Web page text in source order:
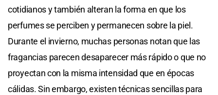
cotidianos y también alteran la forma en que los
perfumes se perciben y permanecen sobre la piel.
Durante el invierno, muchas personas notan que las
fragancias parecen desaparecer más rápido o que no
proyectan con la misma intensidad que en épocas
cálidas. Sin embargo, existen técnicas sencillas para